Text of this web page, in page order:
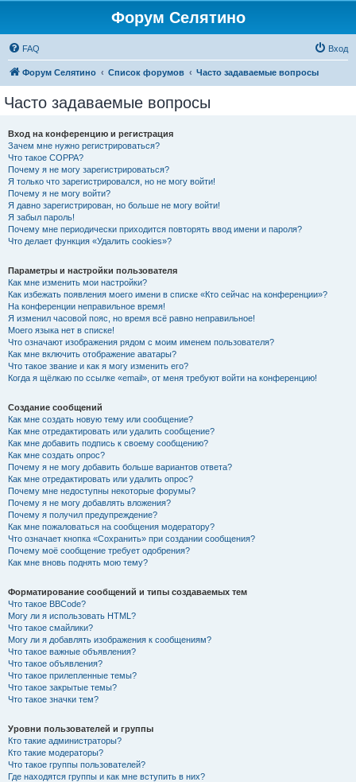
Форум Селятино
FAQ Вход
Форум Селятино Список форумов Часто задаваемые вопросы
Часто задаваемые вопросы
Вход на конференцию и регистрация
Зачем мне нужно регистрироваться?
Что такое COPPA?
Почему я не могу зарегистрироваться?
Я только что зарегистрировался, но не могу войти!
Почему я не могу войти?
Я давно зарегистрирован, но больше не могу войти!
Я забыл пароль!
Почему мне периодически приходится повторять ввод имени и пароля?
Что делает функция «Удалить cookies»?
Параметры и настройки пользователя
Как мне изменить мои настройки?
Как избежать появления моего имени в списке «Кто сейчас на конференции»?
На конференции неправильное время!
Я изменил часовой пояс, но время всё равно неправильное!
Моего языка нет в списке!
Что означают изображения рядом с моим именем пользователя?
Как мне включить отображение аватары?
Что такое звание и как я могу изменить его?
Когда я щёлкаю по ссылке «email», от меня требуют войти на конференцию!
Создание сообщений
Как мне создать новую тему или сообщение?
Как мне отредактировать или удалить сообщение?
Как мне добавить подпись к своему сообщению?
Как мне создать опрос?
Почему я не могу добавить больше вариантов ответа?
Как мне отредактировать или удалить опрос?
Почему мне недоступны некоторые форумы?
Почему я не могу добавлять вложения?
Почему я получил предупреждение?
Как мне пожаловаться на сообщения модератору?
Что означает кнопка «Сохранить» при создании сообщения?
Почему моё сообщение требует одобрения?
Как мне вновь поднять мою тему?
Форматирование сообщений и типы создаваемых тем
Что такое BBCode?
Могу ли я использовать HTML?
Что такое смайлики?
Могу ли я добавлять изображения к сообщениям?
Что такое важные объявления?
Что такое объявления?
Что такое прилепленные темы?
Что такое закрытые темы?
Что такое значки тем?
Уровни пользователей и группы
Кто такие администраторы?
Кто такие модераторы?
Что такое группы пользователей?
Где находятся группы и как мне вступить в них?